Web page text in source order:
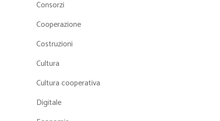
Consorzi
Cooperazione
Costruzioni
Cultura
Cultura cooperativa
Digitale